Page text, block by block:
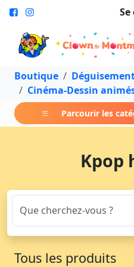
Boutique
Cinéma-Dessin
Parcourir les
Kpop
Tous les produits